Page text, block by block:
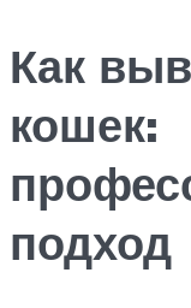
Как
кошек:
подход